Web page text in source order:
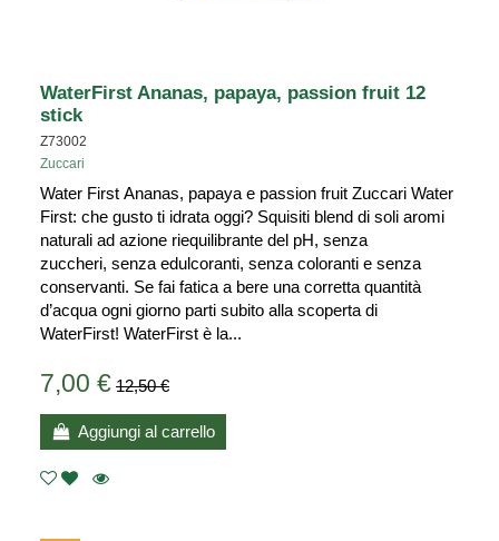
WaterFirst Ananas, papaya, passion fruit 12
stick
Z73002
Zuccari
Water First Ananas, papaya e passion fruit Zuccari Water
First: che gusto ti idrata oggi? Squisiti blend di soli aromi
naturali ad azione riequilibrante del pH, senza
zuccheri, senza edulcoranti, senza coloranti e senza
conservanti. Se fai fatica a bere una corretta quantità
d’acqua ogni giorno parti subito alla scoperta di
WaterFirst! WaterFirst è la...
7,00 € 12,50 €
Aggiungi al carrello